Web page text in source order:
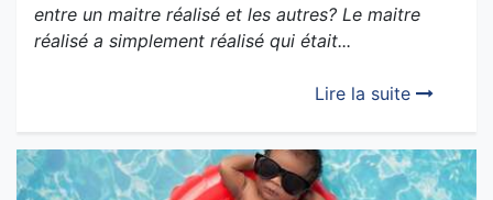
DOSSIER : On ne devient pas un maitre… On
« Il y a une phrase d’un maitre qui m'a marquée au
entre un maitre réalisé et les autres? Le maitre
réalisé a simplement réalisé qui était...